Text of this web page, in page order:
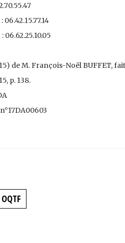
06.42.15.77.14
06.62.25.10.05
de M. François-Noël BUFFET,
p. 138.
OQTF